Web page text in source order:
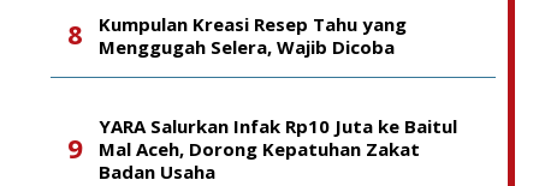
Kumpulan Kreasi Resep Tahu yang
Menggugah Selera, Wajib Dicoba
YARA Salurkan Infak Rp10 Juta ke Baitul
Mal Aceh, Dorong Kepatuhan Zakat
Badan Usaha